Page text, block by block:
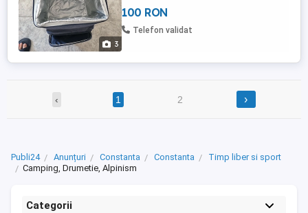
3
100 RON
Telefon validat
‹ 1 2 ›
Publi24 Anunțuri Constanta Constanta
Timp liber si sport
Camping, Drumetie, Alpinism
Categorii